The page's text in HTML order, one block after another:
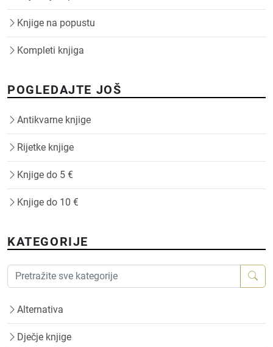
Knjige na popustu
Kompleti knjiga
POGLEDAJTE JOŠ
Antikvarne knjige
Rijetke knjige
Knjige do 5 €
Knjige do 10 €
KATEGORIJE
Alternativa
Dječje knjige